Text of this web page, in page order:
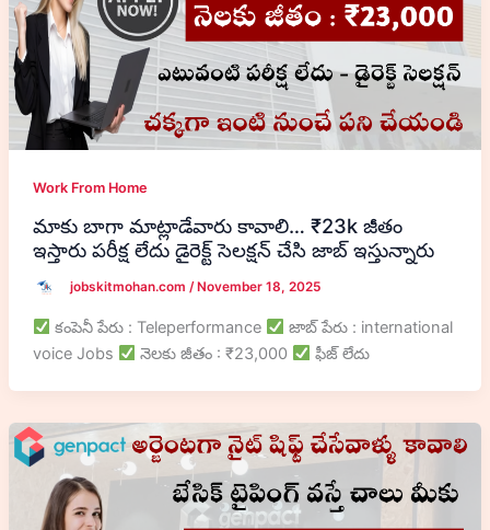
Work From Home
మాకు బాగా మాట్లాడేవారు కావాలి… ₹23k జీతం
ఇస్తారు పరీక్ష లేదు డైరెక్ట్ సెలక్షన్ చేసి జాబ్ ఇస్తున్నారు
jobskitmohan.com /November 18, 2025
కంపెనీ పేరు : Teleperformance
జాబ్ పేరు : international
voice Jobs
నెలకు జీతం : ₹23,000 ఫీజ్ లేదు